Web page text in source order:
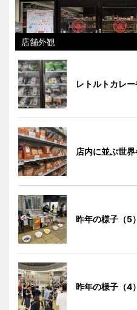
店舗外観
レトルトカレ
店内に並ぶ世
昨年の様子（5）
昨年の様子（4）